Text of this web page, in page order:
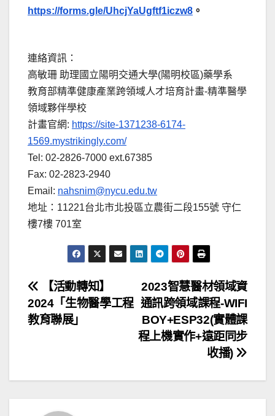
https://forms.gle/UhcjYaUgftf1iczw8 。
連絡資訊：
高敏珊 助理國立陽明交通大學(陽明校區)藥學系
教育部精準健康產業跨領域人才培育計畫-精準醫學
領域夥伴學校
計畫官網: https://site-1371238-6174-
1569.mystrikingly.com/
Tel: 02-2826-7000 ext.67385
Fax: 02-2823-2940
Email: nahsnim@nycu.edu.tw
地址：11221台北市北投區立農街二段155號 守仁
樓7樓 701室
文
章
2023智慧醫材領域資
通訊跨領域課程-WIFI
BOY+ESP32(實體課
程上機實作+遠距同步
收播)
【活動轉知】
2024「生物醫學工程
教育聯展」